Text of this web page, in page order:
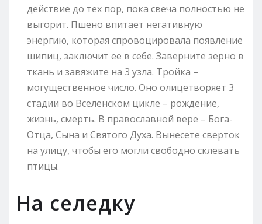
действие до тех пор, пока свеча полностью не
выгорит. Пшено впитает негативную
энергию, которая спровоцировала появление
шипиц, заключит ее в себе. Заверните зерно в
ткань и завяжите на 3 узла. Тройка –
могущественное число. Оно олицетворяет 3
стадии во Вселенском цикле – рождение,
жизнь, смерть. В православной вере – Бога-
Отца, Сына и Святого Духа. Вынесете сверток
на улицу, чтобы его могли свободно склевать
птицы.
На селедку